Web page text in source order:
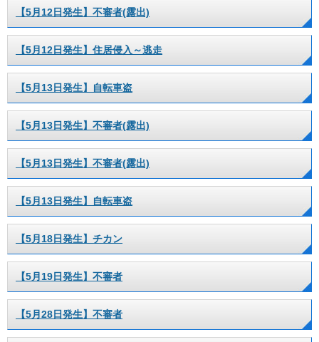
【5月12日発生】不審者(露出)
【5月12日発生】住居侵入～逃走
【5月13日発生】自転車盗
【5月13日発生】不審者(露出)
【5月13日発生】不審者(露出)
【5月13日発生】自転車盗
【5月18日発生】チカン
【5月19日発生】不審者
【5月28日発生】不審者